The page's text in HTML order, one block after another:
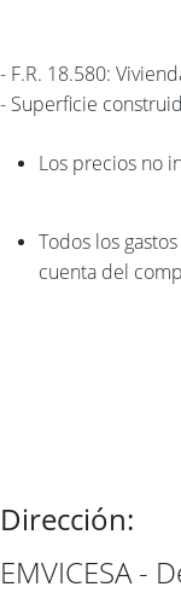
- F.R. 18.580:
- Superficie
Los precios no
Todos los
cuenta del
Dirección:
EMVICESA -